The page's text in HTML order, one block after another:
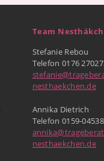
Team
Stefanie Rebou
Telefon 0176
nesthaekchen.de
Annika Dietrich
Telefon 0159-
nesthaekchen.de